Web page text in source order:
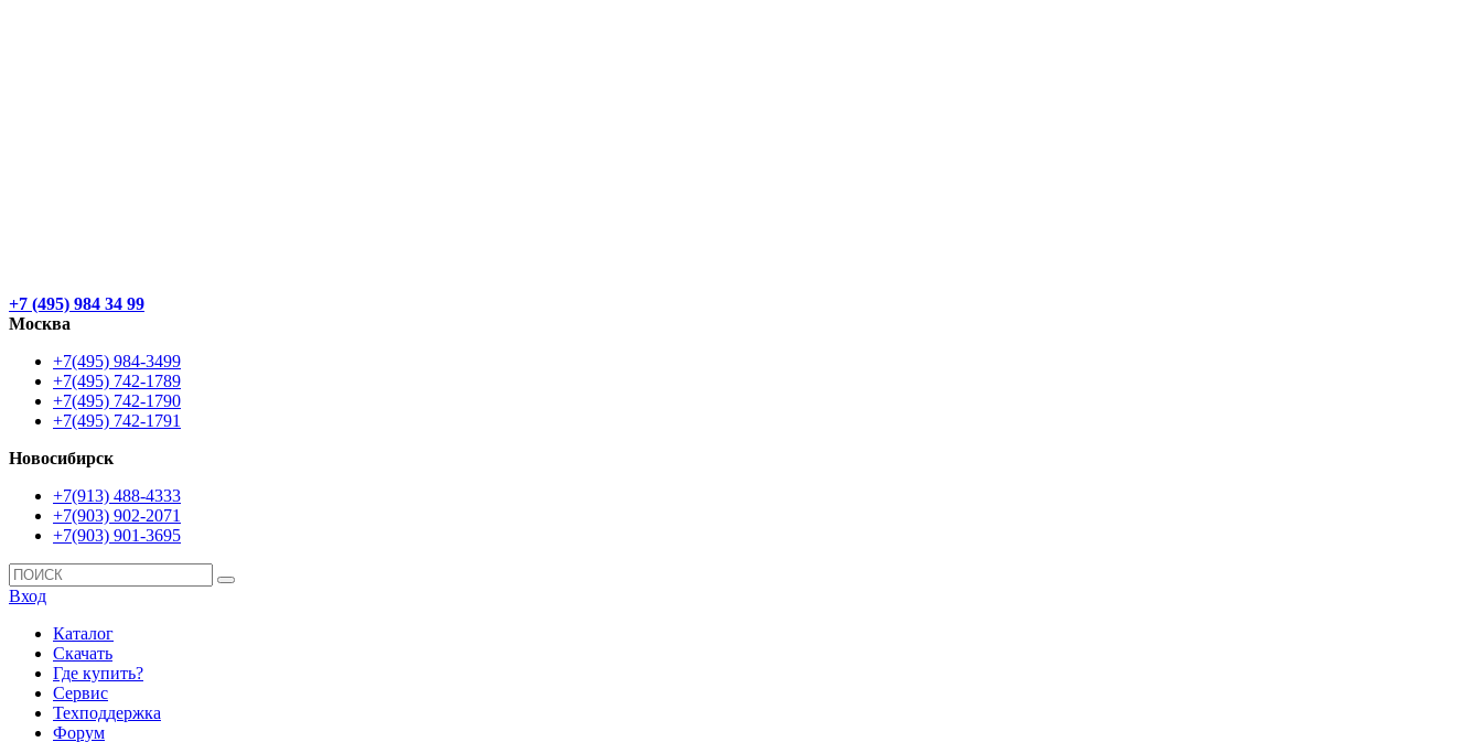
+7 (495) 984 34 99
Москва
+7(495) 984-3499
+7(495) 742-1789
+7(495) 742-1790
+7(495) 742-1791
Новосибирск
+7(913) 488-4333
+7(903) 902-2071
+7(903) 901-3695
Вход
Каталог
Скачать
Где купить?
Сервис
Техподдержка
Форум